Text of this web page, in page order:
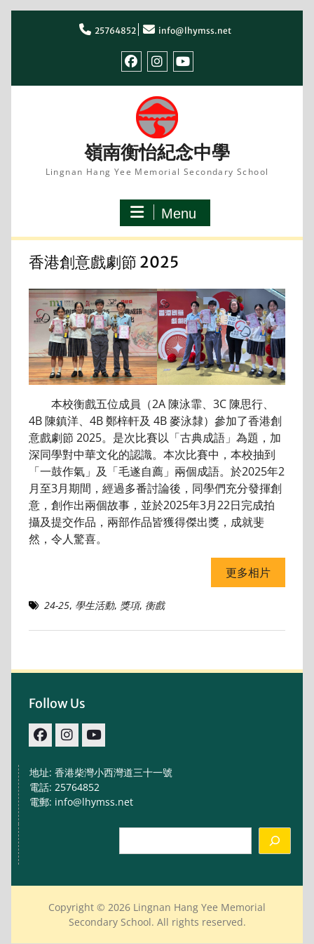
25764852 info@lhymss.net
嶺南衡怡紀念中學
Lingnan Hang Yee Memorial Secondary School
Menu
香港創意戲劇節 2025
本校衡戲五位成員（2A 陳泳霏、3C 陳思行、
4B 陳鎮洋、4B 鄭梓軒及 4B 麥泳隸）參加了香港創
意戲劇節 2025。是次比賽以「古典成語」為題，加
深同學對中華文化的認識。本次比賽中，本校抽到
「一鼓作氣」及「毛遂自薦」兩個成語。於2025年2
月至3月期間，經過多番討論後，同學們充分發揮創
意，創作出兩個故事，並於2025年3月22日完成拍
攝及提交作品，兩部作品皆獲得傑出獎，成就斐
然，令人驚喜。
更多相片
24-25, 學生活動, 獎項, 衡戲
Follow Us
地址: 香港柴灣小西灣道三十一號
電話: 25764852
電郵: info@lhymss.net
Copyright © 2026 Lingnan Hang Yee Memorial
Secondary School. All rights reserved.